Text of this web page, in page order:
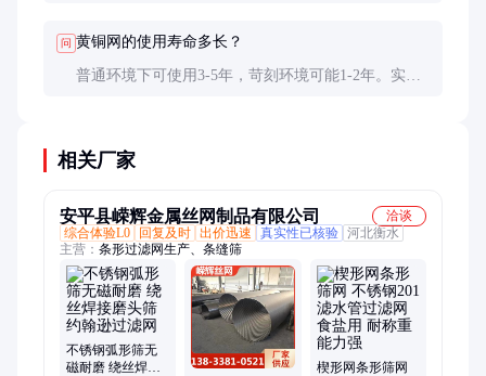
问 黄铜网的使用寿命多长？
普通环境下可使用3-5年，苛刻环境可能1-2年。实际
相关厂家
安平县嵘辉金属丝网制品有限公司
洽谈
综合体验L0
回复及时 出价迅速 真实性已核验 河北衡水
主营： 条形过滤网生产、条缝筛
不锈钢弧形筛无
磁耐磨 绕丝焊接
楔形网条形筛网